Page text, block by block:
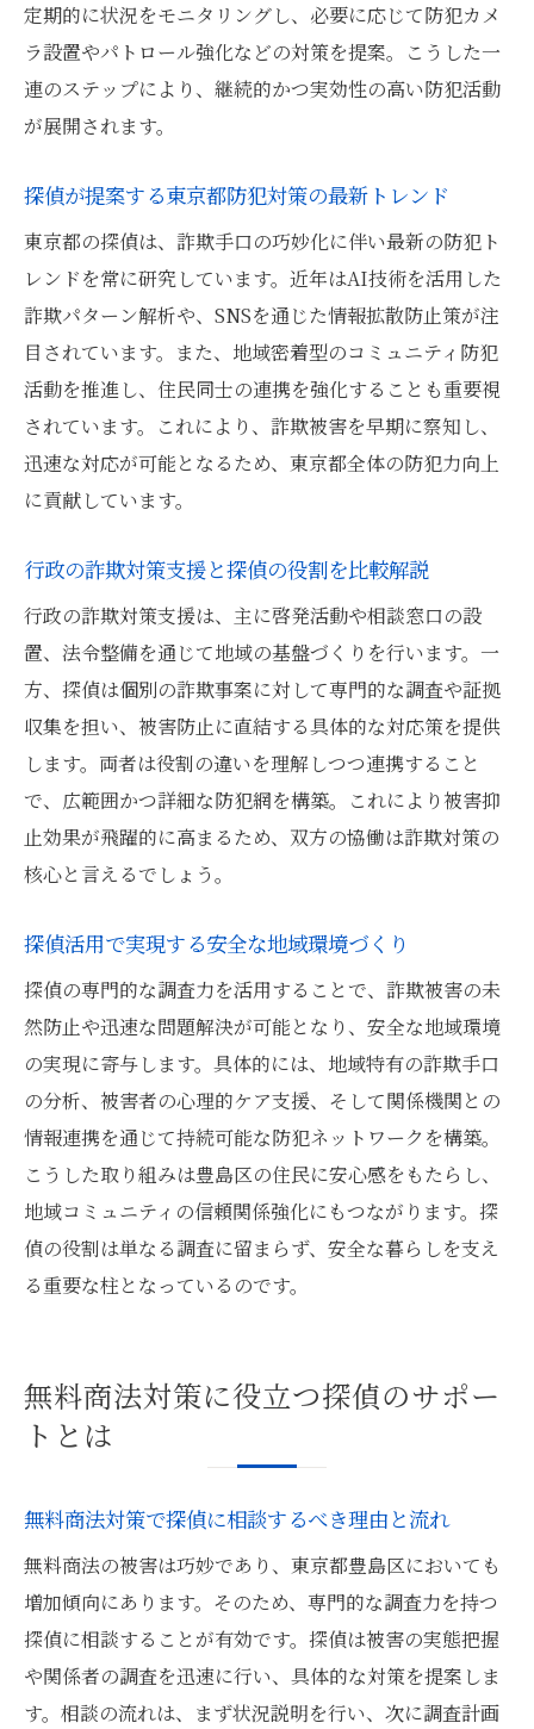
定期的に状況をモニタリングし、必要に応じて防犯カメ
ラ設置やパトロール強化などの対策を提案。こうした一
連のステップにより、継続的かつ実効性の高い防犯活動
が展開されます。
探偵が提案する東京都防犯対策の最新トレンド
東京都の探偵は、詐欺手口の巧妙化に伴い最新の防犯ト
レンドを常に研究しています。近年はAI技術を活用した
詐欺パターン解析や、SNSを通じた情報拡散防止策が注
目されています。また、地域密着型のコミュニティ防犯
活動を推進し、住民同士の連携を強化することも重要視
されています。これにより、詐欺被害を早期に察知し、
迅速な対応が可能となるため、東京都全体の防犯力向上
に貢献しています。
行政の詐欺対策支援と探偵の役割を比較解説
行政の詐欺対策支援は、主に啓発活動や相談窓口の設
置、法令整備を通じて地域の基盤づくりを行います。一
方、探偵は個別の詐欺事案に対して専門的な調査や証拠
収集を担い、被害防止に直結する具体的な対応策を提供
します。両者は役割の違いを理解しつつ連携すること
で、広範囲かつ詳細な防犯網を構築。これにより被害抑
止効果が飛躍的に高まるため、双方の協働は詐欺対策の
核心と言えるでしょう。
探偵活用で実現する安全な地域環境づくり
探偵の専門的な調査力を活用することで、詐欺被害の未
然防止や迅速な問題解決が可能となり、安全な地域環境
の実現に寄与します。具体的には、地域特有の詐欺手口
の分析、被害者の心理的ケア支援、そして関係機関との
情報連携を通じて持続可能な防犯ネットワークを構築。
こうした取り組みは豊島区の住民に安心感をもたらし、
地域コミュニティの信頼関係強化にもつながります。探
偵の役割は単なる調査に留まらず、安全な暮らしを支え
る重要な柱となっているのです。
無料商法対策に役立つ探偵のサポー
トとは
無料商法対策で探偵に相談するべき理由と流れ
無料商法の被害は巧妙であり、東京都豊島区においても
増加傾向にあります。そのため、専門的な調査力を持つ
探偵に相談することが有効です。探偵は被害の実態把握
や関係者の調査を迅速に行い、具体的な対策を提案しま
す。相談の流れは、まず状況説明を行い、次に調査計画